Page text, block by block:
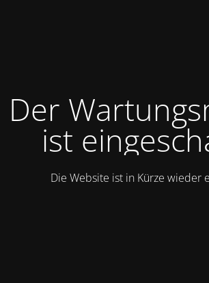
Der
ist
Die Website ist in Kürze wieder